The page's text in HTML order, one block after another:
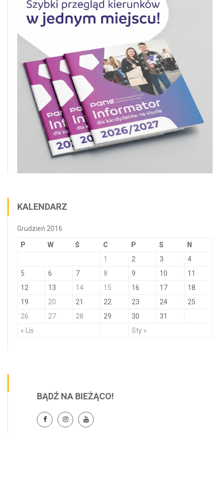
KALENDARZ
Grudzień 2016
P W Ś C P S N
« Lis Sty »
1 2 3
4
5
6 7 8 9 10
11
12
13 14 15 16 17
18
19
20 21 22 23 24
25
26
27 28 29 30 31
BĄDŹ NA BIEŻĄCO!